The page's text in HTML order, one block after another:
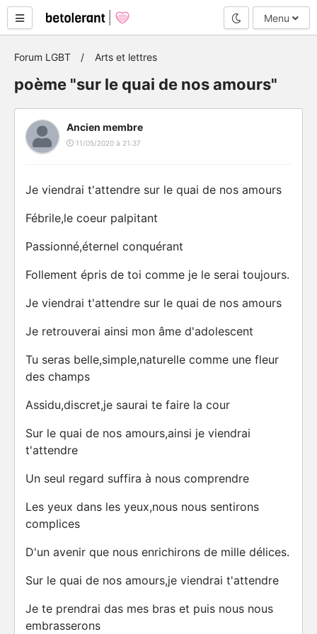
Mode nuit
Menu
Forum LGBT Arts et lettres
poème "sur le quai de nos amours"
Ancien membre
11/05/2020 à 21:37
Je viendrai t'attendre sur le quai de nos amours
Fébrile,le coeur palpitant
Passionné,éternel conquérant
Follement épris de toi comme je le serai toujours.
Je viendrai t'attendre sur le quai de nos amours
Je retrouverai ainsi mon âme d'adolescent
Tu seras belle,simple,naturelle comme une fleur
des champs
Assidu,discret,je saurai te faire la cour
Sur le quai de nos amours,ainsi je viendrai
t'attendre
Un seul regard suffira à nous comprendre
Les yeux dans les yeux,nous nous sentirons
complices
D'un avenir que nous enrichirons de mille délices.
Sur le quai de nos amours,je viendrai t'attendre
Je te prendrai das mes bras et puis nous nous
embrasserons